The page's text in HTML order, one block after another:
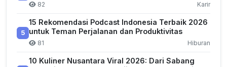
82 Karir
5
15 Rekomendasi Podcast Indonesia Terbaik 2026
untuk Teman Perjalanan dan Produktivitas
81 Hiburan
10 Kuliner Nusantara Viral 2026: Dari Sabang